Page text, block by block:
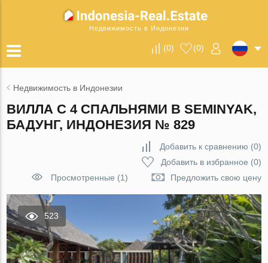
Недвижимость в Индонезии
(0) (0)
Недвижимость в Индонезии
ВИЛЛА С 4 СПАЛЬНЯМИ В SEMINYAK,
БАДУНГ, ИНДОНЕЗИЯ № 829
Добавить к сравнению (0)
Добавить в избранное (0)
Просмотренные (1)
Предложить свою цену
523